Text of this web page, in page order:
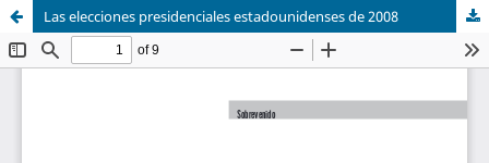
Las elecciones presidenciales estadounidenses de 2008